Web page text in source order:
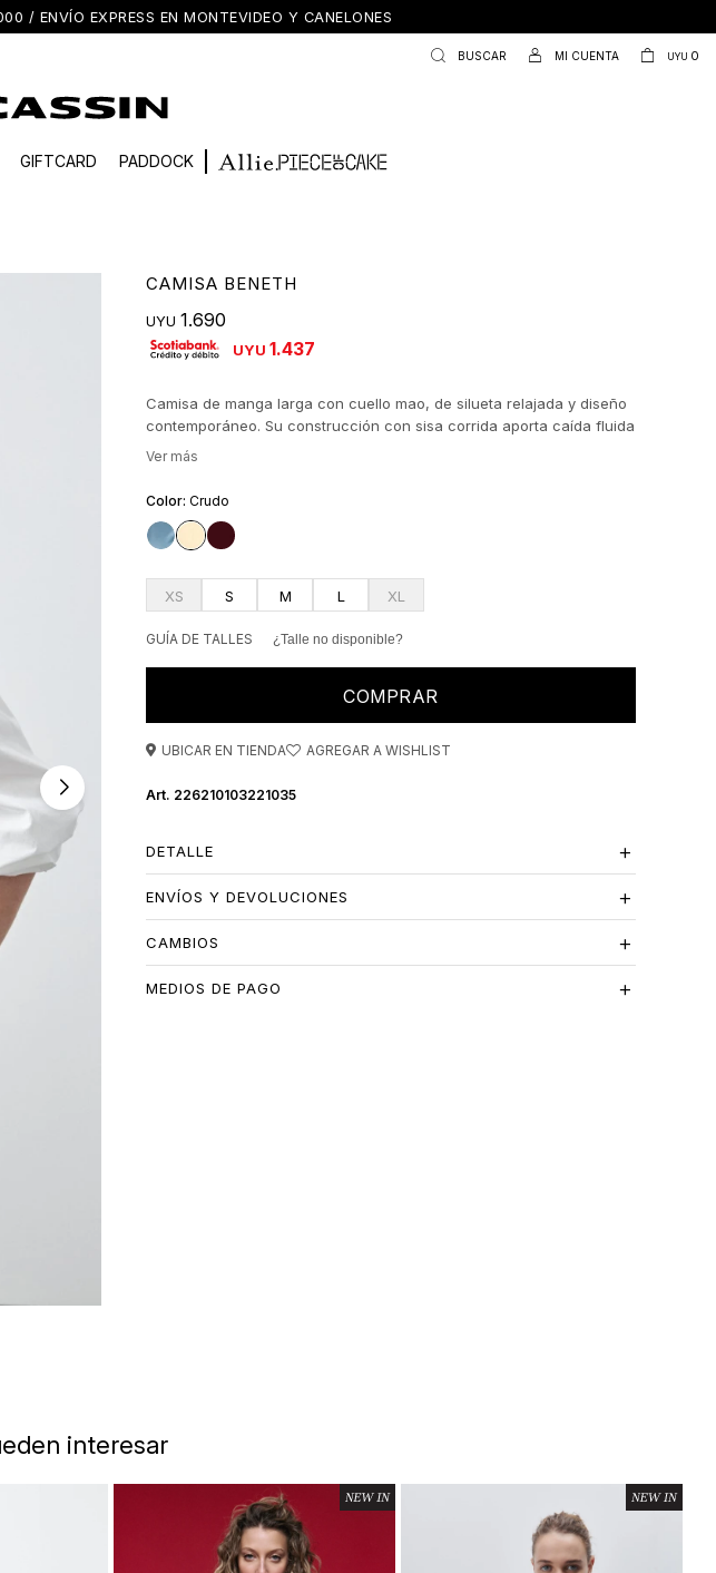
/ ENVÍO EXPRESS EN MONTEVIDEO Y CANELONES
GIFTCARD PADDOCK
UYU 0
CAMISA BENETH
UYU 1.690
UYU 1.437
Camisa de manga larga con cuello mao, de silueta relajada y diseño
contemporáneo. Su construcción con sisa corrida aporta caída fluida
y mayor confort, mientras que el frente limpio y el bolsillo aplicado
facilidad a looks urbanos, elevando lo simple con detalles sutiles.
Crudo
XS S M L XL
GUÍA DE TALLES ¿Talle no disponible?
COMPRAR
UBICAR EN TIENDA
226210103221035
DETALLE
ENVÍOS Y DEVOLUCIONES
CAMBIOS
MEDIOS DE PAGO
interesar